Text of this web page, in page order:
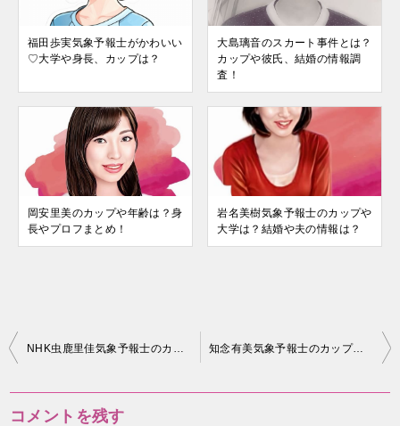
福田歩実気象予報士がかわいい
♡大学や身長、カップは？
大島璃音のスカート事件とは？
カップや彼氏、結婚の情報調
査！
岡安里美のカップや年齢は？身
長やプロフまとめ！
岩名美樹気象予報士のカップや
大学は？結婚や夫の情報は？
投
NHK虫鹿里佳気象予報士のカップや年齢は？実は結婚していた！ 知念有美気象予報士のカップや身長は？現在ブログは閉鎖されている？
コメントを残す